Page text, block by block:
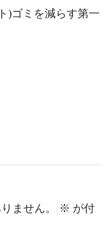
)ゴミを減らす第一
ません。 ※ が付